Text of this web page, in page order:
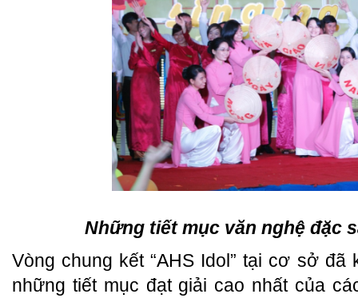
Những tiết mục văn nghệ đặc
Vòng chung kết “AHS Idol” tại cơ sở đã
những tiết mục đạt giải cao nhất của